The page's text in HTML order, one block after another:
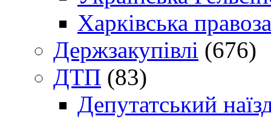
Харківська
Держзакупівлі (676)
ДТП (83)
Депутатський